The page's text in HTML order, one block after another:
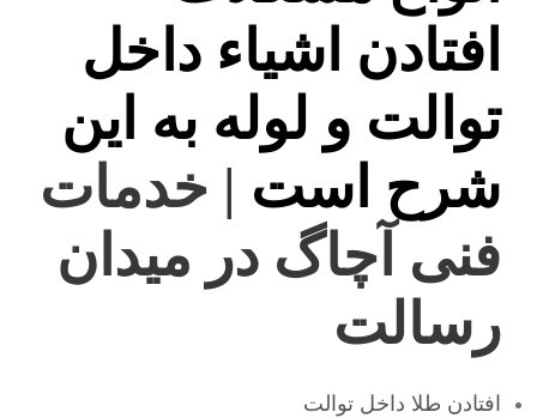
افتادن اشیاء داخل
توالت و لوله به این
شرح است | خدمات
فنی آچاگ در میدان
رسالت
افتادن طلا داخل توالت